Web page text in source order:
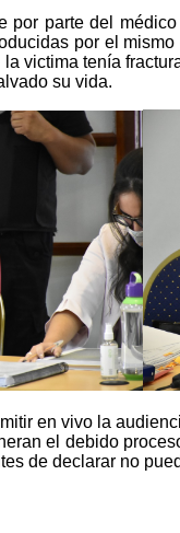
por parte del
por el
victima tenía
su vida.
en vivo la
el debido
de declarar no